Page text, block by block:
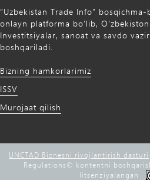
“Uzbekistan Trade Info”
onlayn platforma bo‘lib,
Investitsiyalar, sanoat va savdo
boshqariladi.
Bizning hamkorlarimiz
ISSV
Murojaat qilish
UNCTAD Biznesni rivojlantirish dasturi
Regulations©️ kontentni
litsenziyalangan